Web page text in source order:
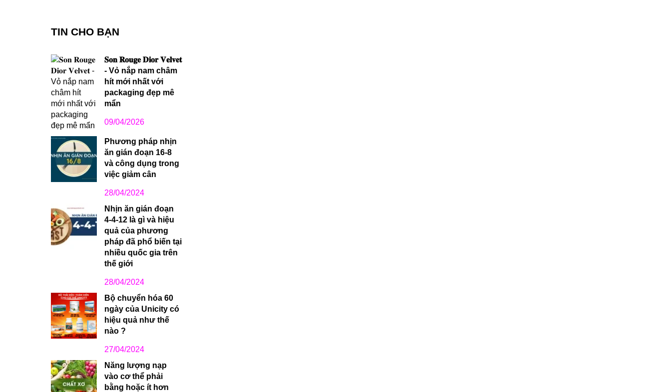
TIN CHO BẠN
𝐒𝐨𝐧 𝐑𝐨𝐮𝐠𝐞 𝐃𝐢𝐨𝐫 𝐕𝐞𝐥𝐯𝐞𝐭
- Vỏ nắp nam châm
hít mới nhất với
packaging đẹp mê
mẩn
09/04/2026
Phương pháp nhịn
ăn gián đoạn 16-8
và công dụng trong
việc giảm cân
28/04/2024
Nhịn ăn gián đoạn
4-4-12 là gì và hiệu
quả của phương
pháp đã phổ biến tại
nhiều quốc gia trên
thế giới
28/04/2024
Bộ chuyển hóa 60
ngày của Unicity có
hiệu quả như thế
nào ?
27/04/2024
Năng lượng nạp
vào cơ thể phải
bằng hoặc ít hơn